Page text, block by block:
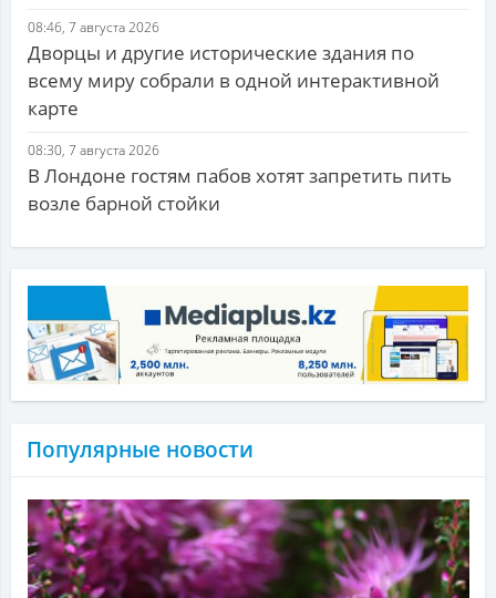
08:46, 7 августа 2026
Дворцы и другие исторические здания по
всему миру собрали в одной интерактивной
карте
08:30, 7 августа 2026
В Лондоне гостям пабов хотят запретить пить
возле барной стойки
Популярные новости